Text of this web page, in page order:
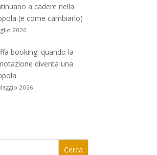
a cadere nella
(e come cambiarlo)
2026
booking: quando la
diventa una
2026
Cerca